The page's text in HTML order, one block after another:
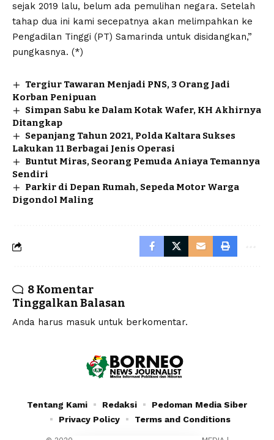
sejak 2019 lalu, belum ada pemulihan negara. Setelah
tahap dua ini kami secepatnya akan melimpahkan ke
Pengadilan Tinggi (PT) Samarinda untuk disidangkan,”
pungkasnya. (*)
Tergiur Tawaran Menjadi PNS, 3 Orang Jadi
Korban Penipuan
Simpan Sabu ke Dalam Kotak Wafer, KH Akhirnya
Ditangkap
Sepanjang Tahun 2021, Polda Kaltara Sukses
Lakukan 11 Berbagai Jenis Operasi
Buntut Miras, Seorang Pemuda Aniaya Temannya
Sendiri
Parkir di Depan Rumah, Sepeda Motor Warga
Digondol Maling
8 Komentar
Tinggalkan Balasan
Anda harus masuk untuk berkomentar.
Tentang Kami Redaksi
Pedoman Media Siber
Privacy Policy
Terms and Conditions